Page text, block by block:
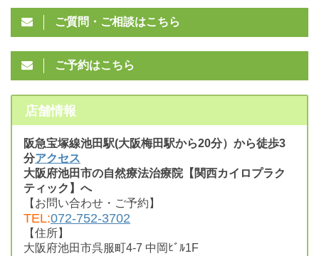
ご質問・ご相談はこちら
ご予約はこちら
店舗情報
阪急宝塚線池田駅(大阪梅田駅から20分）から徒歩3
分アクセス
大阪府池田市の自然療法治療院【関西カイロプラク
ティック】へ
【お問い合わせ・ご予約】
TEL:072-752-3702
【住所】
大阪府池田市呉服町4-7 中岡ﾋﾞﾙ1F